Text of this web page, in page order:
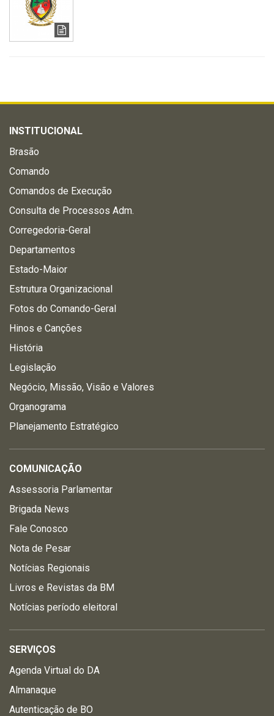
INSTITUCIONAL
Brasão
Comando
Comandos de Execução
Consulta de Processos Adm.
Corregedoria-Geral
Departamentos
Estado-Maior
Estrutura Organizacional
Fotos do Comando-Geral
Hinos e Canções
História
Legislação
Negócio, Missão, Visão e Valores
Organograma
Planejamento Estratégico
COMUNICAÇÃO
Assessoria Parlamentar
Brigada News
Fale Conosco
Nota de Pesar
Notícias Regionais
Livros e Revistas da BM
Notícias período eleitoral
SERVIÇOS
Agenda Virtual do DA
Almanaque
Autenticação de BO